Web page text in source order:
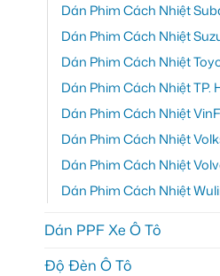
Dán Phim Cách Nhiệt
Dán Phim Cách Nhiệt
Dán Phim Cách Nhiệt
Dán Phim Cách Nhiệt TP.
Dán Phim Cách Nhiệt
Dán Phim Cách Nhiệt
Dán Phim Cách Nhiệt
Dán Phim Cách Nhiệt
Dán PPF Xe Ô Tô
Độ Đèn Ô Tô